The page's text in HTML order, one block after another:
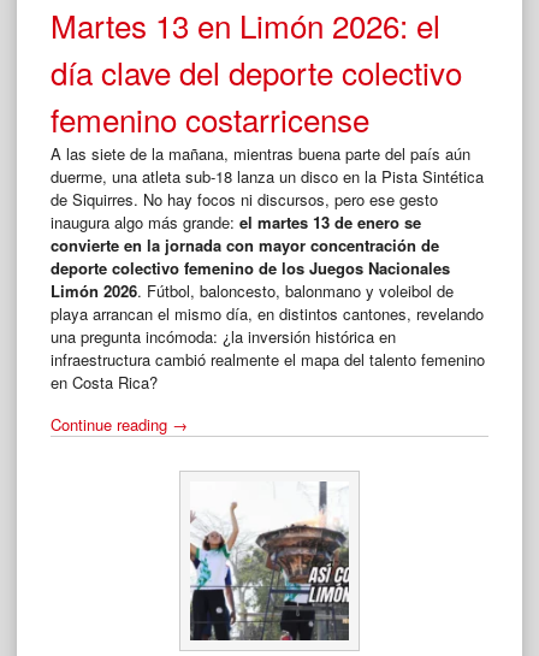
Martes 13 en Limón 2026: el
día clave del deporte colectivo
femenino costarricense
A las siete de la mañana, mientras buena parte del país aún
duerme, una atleta sub-18 lanza un disco en la Pista Sintética
de Siquirres. No hay focos ni discursos, pero ese gesto
inaugura algo más grande: el martes 13 de enero se
convierte en la jornada con mayor concentración de
deporte colectivo femenino de los Juegos Nacionales
Limón 2026. Fútbol, baloncesto, balonmano y voleibol de
playa arrancan el mismo día, en distintos cantones, revelando
una pregunta incómoda: ¿la inversión histórica en
infraestructura cambió realmente el mapa del talento femenino
en Costa Rica?
Continue reading “Martes
en
2026:
día
clave
del
deporte
→